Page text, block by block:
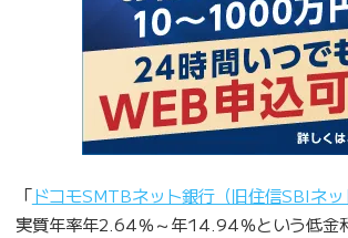
「ドコモSMTBネット銀行（旧住信SBIネッ
実質年率年2.64％～年14.94％という低金